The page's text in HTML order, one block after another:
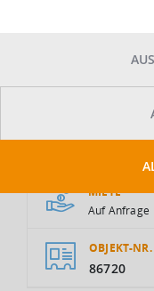
MIETE
Auf Anfrage
OBJEKT-NR.
86720